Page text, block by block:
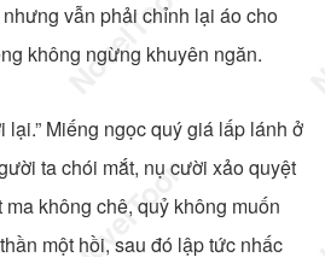
nhưng vẫn phải chỉnh lại áo cho
không ngừng khuyên ngăn.
lại.” Miếng ngọc quý giá lấp lánh ở
ta chói mắt, nụ cười xảo quyệt
không chê, quỷ không muốn
một hồi, sau đó lập tức nhấc